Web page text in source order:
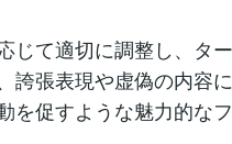
じて適切に調整し、タ
誇張表現や虚偽の内容
を促すような魅力的な